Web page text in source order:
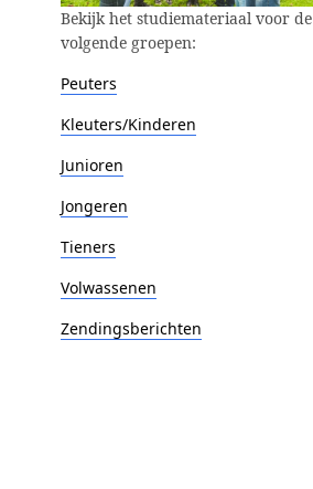
Bekijk het studiemateriaal voor de
volgende groepen:
Peuters
Kleuters/Kinderen
Junioren
Jongeren
Tieners
Volwassenen
Zendingsberichten